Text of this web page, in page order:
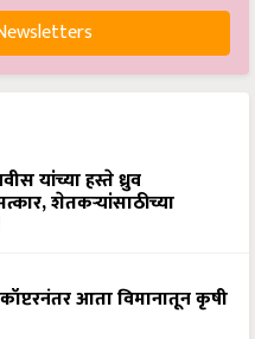
यांच्या हस्ते ध्रुव
शेतकऱ्यांसाठीच्या
आता विमानातून कृषी